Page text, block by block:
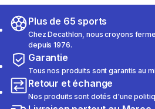
Plus de 65 sports
Chez Decathlon, nous croyons
depuis 1976.
Garantie
Tous nos produits sont garantis au
Retour et échange
Nos produits sont dotés d'une